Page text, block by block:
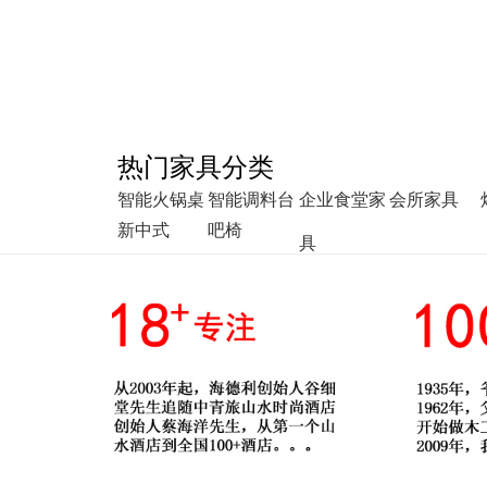
热门家具分类
智能火锅桌 智能调料台 企业食堂家
具
会所家具
新中式
吧椅